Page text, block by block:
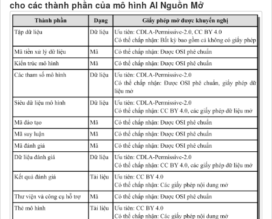
cho các thành phần của mô hình AI Nguồn Mở